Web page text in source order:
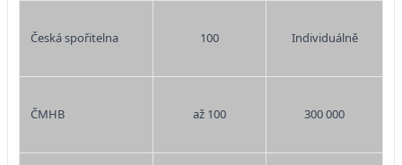
Česká spořitelna 100 Individuálně
ČMHB až 100 300 000